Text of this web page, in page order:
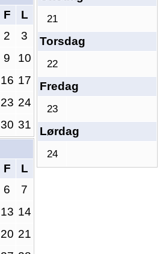
21
Torsdag
22
Fredag
23
Lørdag
24
F L
2 3
9 10
16 17
23 24
30 31
F L
6 7
13 14
20 21